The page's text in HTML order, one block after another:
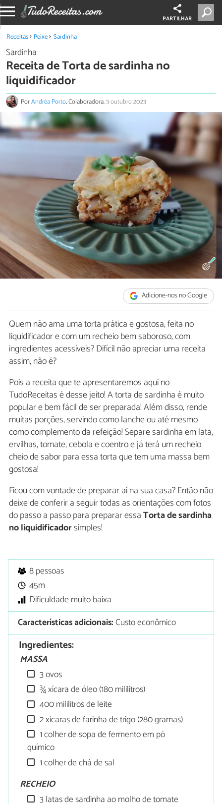
PARTILHAR
Receitas Peixe Sardinha
Sardinha
Receita de Torta de sardinha no
liquidificador
PorAndréa Porto, Colaboradora.3 outubro 2023
Adicione-nos no Google
Quem não ama uma torta prática e gostosa, feita no
liquidificador e com um recheio bem saboroso, com
ingredientes acessíveis? Difícil não apreciar uma receita
assim, não é?
Pois a receita que te apresentaremos aqui no
TudoReceitas é desse jeito! A torta de sardinha é muito
popular e bem fácil de ser preparada! Além disso, rende
muitas porções, servindo como lanche ou até mesmo
como complemento da refeição! Separe sardinha em lata,
ervilhas, tomate, cebola e coentro e já terá um recheio
cheio de sabor para essa torta que tem uma massa bem
gostosa!
Ficou com vontade de preparar aí na sua casa? Então não
deixe de conferir a seguir todas as orientações com fotos
do passo a passo para preparar essaTorta de sardinha
no liquidificadorsimples!
8 pessoas
45m
Dificuldade muito baixa
Características adicionais:Custo econômico
Ingredientes:
MASSA
3 ovos
¾ xícara de óleo (180 mililitros)
400 mililitros de leite
2 xícaras de farinha de trigo (280 gramas)
1 colher de sopa de fermento em pó
químico
1 colher de chá de sal
RECHEIO
3 latas de sardinha ao molho de tomate